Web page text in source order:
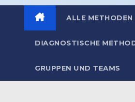
ALLE METHODEN
DIAGNOSTISCHE
GRUPPEN UND TEAMS